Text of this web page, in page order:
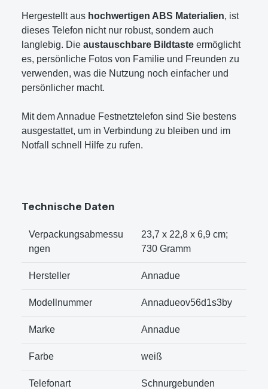
Hergestellt aus hochwertigen ABS Materialien, ist
dieses Telefon nicht nur robust, sondern auch
langlebig. Die austauschbare Bildtaste ermöglicht
es, persönliche Fotos von Familie und Freunden zu
verwenden, was die Nutzung noch einfacher und
persönlicher macht.
Mit dem Annadue Festnetztelefon sind Sie bestens
ausgestattet, um in Verbindung zu bleiben und im
Notfall schnell Hilfe zu rufen.
Technische Daten
Verpackungsabmessu
ngen
23,7 x 22,8 x 6,9 cm;
730 Gramm
Hersteller Annadue
Modellnummer Annadueov56d1s3by
Marke Annadue
Farbe weiß
Telefonart Schnurgebunden